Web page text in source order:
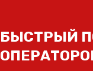
БЫСТРЫЙ